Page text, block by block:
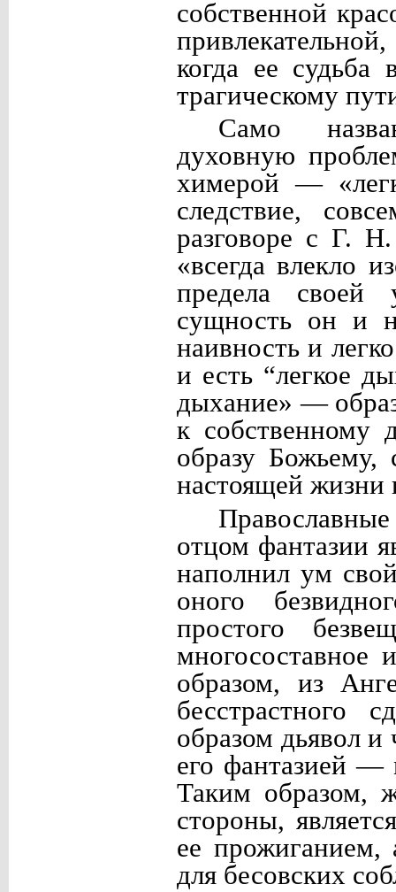
собственной
когда ее
трагическому
Само
духовную
химерой —
следствие,
разговоре с Г.
«всегда влекло
предела
сущность он и
наивность и
и есть “легкое
дыхание» —
к собственному
образу Божьему,
настоящей жизни
отцом фантазии
наполнил ум
оного
простого
образом, из
бесстрастного
образом дьявол и
его фантазией —
Таким образом,
стороны,
ее
для бесовских